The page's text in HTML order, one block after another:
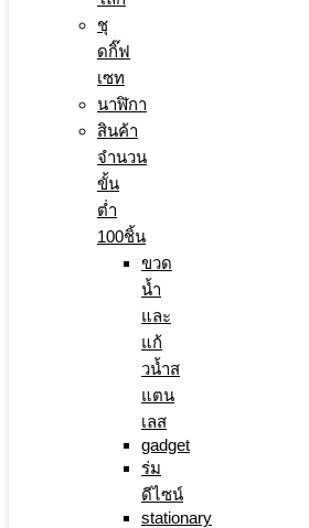
ชุ
ดกิ๊ฟ
เซท
นาฬิกา
สินค้า
จำนวน
ขั้น
ต่ำ
100ชิ้น
ขวด
น้ำ
และ
แก้
วน้ำส
แตน
เลส
gadget
ร่ม
ดีไซน์
stationary